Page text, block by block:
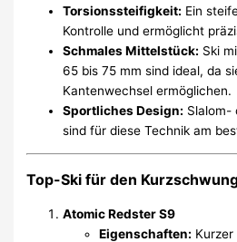
Torsionssteifigkeit: Ein
Kontrolle und ermöglicht
Schmales Mittelstück: Ski
65 bis 75 mm sind ideal, da
Kantenwechsel ermöglichen.
Sportliches Design: Slalom-
sind für diese Technik am
Top-Ski für den
Atomic Redster S9
Eigenschaften: